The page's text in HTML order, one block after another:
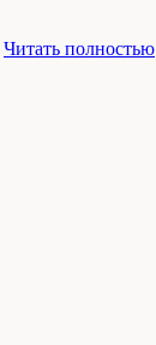
Читать полностью